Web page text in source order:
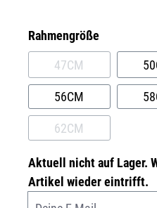
Rahmengrößeauswählen
47CM
(DIESE OPTION IST
56CM
62CM
(DIESE OPTION IST
Aktuell nicht auf Lager.
Artikel wieder eintrifft.
Deine E-Mail